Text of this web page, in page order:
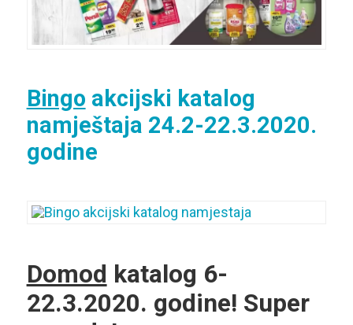
Bingo akcijski katalog
namještaja 24.2-22.3.2020.
godine
Domod katalog 6-
22.3.2020. godine! Super